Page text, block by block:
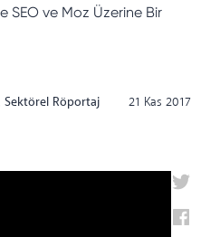
SEO ve Moz Üzerine Bir
Sektörel Röportaj 21 Kas 2017